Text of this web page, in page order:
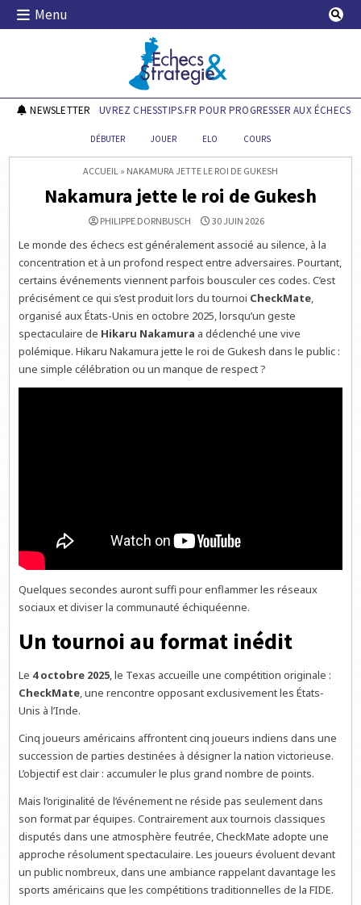
Skip
Menu
Echecs & Stratégie
NEWSLETTERDÉCOUVREZ CHESSTIPS.FR POUR PROGRESSER AUX ÉCHECS !
DÉBUTER JOUER ELO COURS
ACCUEIL » NAKAMURA JETTE LE ROI DE GUKESH
Nakamura jette le roi de Gukesh
PHILIPPE DORNBUSCH 30 JUIN 2026
Le monde des échecs est généralement associé au silence, à la
concentration et à un profond respect entre adversaires. Pourtant,
certains événements viennent parfois bousculer ces codes. C’est
précisément ce qui s’est produit lors du tournoi CheckMate,
organisé aux États-Unis en octobre 2025, lorsqu’un geste
spectaculaire de Hikaru Nakamura a déclenché une vive
polémique. Hikaru Nakamura jette le roi de Gukesh dans le public :
une simple célébration ou un manque de respect ?
Quelques secondes auront suffi pour enflammer les réseaux
sociaux et diviser la communauté échiquéenne.
Un tournoi au format inédit
Le 4 octobre 2025, le Texas accueille une compétition originale :
CheckMate, une rencontre opposant exclusivement les États-
Unis à l’Inde.
Cinq joueurs américains affrontent cinq joueurs indiens dans une
succession de parties destinées à désigner la nation victorieuse.
L’objectif est clair : accumuler le plus grand nombre de points.
Mais l’originalité de l’événement ne réside pas seulement dans
son format par équipes. Contrairement aux tournois classiques
disputés dans une atmosphère feutrée, CheckMate adopte une
approche résolument spectaculaire. Les joueurs évoluent devant
un public nombreux, dans une ambiance rappelant davantage les
sports américains que les compétitions traditionnelles de la FIDE.